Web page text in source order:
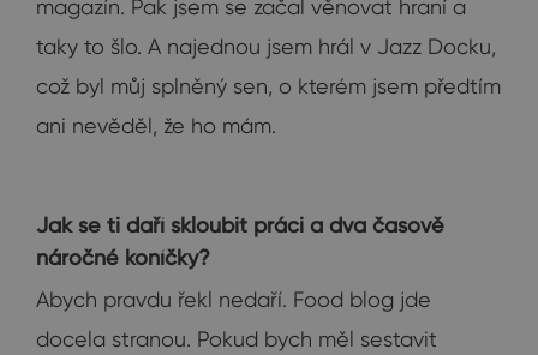
magazín. Pak jsem se začal věnovat hraní a
taky to šlo. A najednou jsem hrál v Jazz Docku,
což byl můj splněný sen, o kterém jsem předtím
ani nevěděl, že ho mám.
Jak se ti daří skloubit práci a dva časově
náročné koníčky?
Abych pravdu řekl nedaří. Food blog jde
docela stranou. Pokud bych měl sestavit